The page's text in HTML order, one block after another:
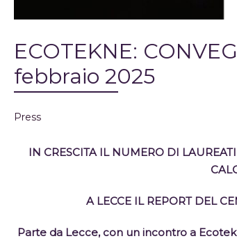
ECOTEKNE:
febbraio 2025
Press
IN CRESCITA IL NUMERO DI
A LECCE IL REPORT DEL
Parte da Lecce, con un incontro a